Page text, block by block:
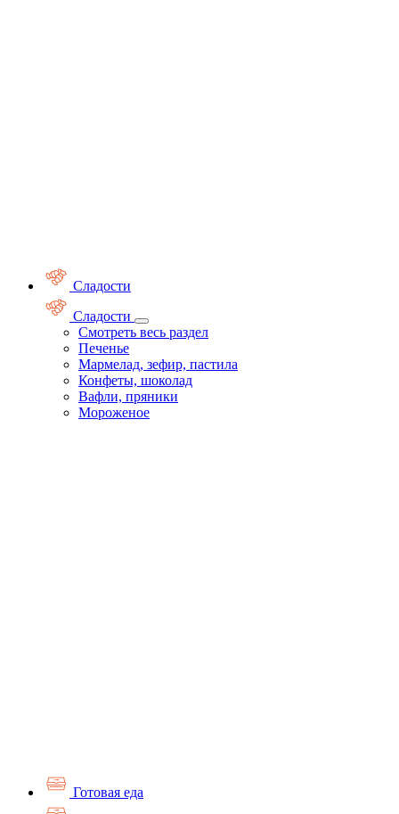
Сладости
Сладости
Смотреть весь раздел
Печенье
Мармелад, зефир, пастила
Конфеты, шоколад
Вафли, пряники
Мороженое
Готовая еда